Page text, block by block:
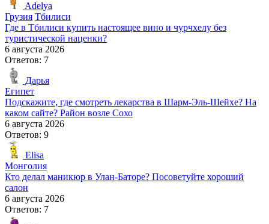
Adelya
Грузия Тбилиси
Где в Тбилиси купить настоящее вино и чурчхелу без
туристической наценки?
6 августа 2026
Ответов: 7
Дарья
Египет
Подскажите, где смотреть лекарства в Шарм-Эль-Шейхе? На
каком сайте? Район возле Сохо
6 августа 2026
Ответов: 9
Elisa
Монголия
Кто делал маникюр в Улан-Баторе? Посоветуйте хороший
салон
6 августа 2026
Ответов: 7